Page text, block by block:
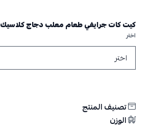
كيت كات جرايفي طعام معلب دجاج كلاسيك
اختر
تصنيف المنتج
الوزن